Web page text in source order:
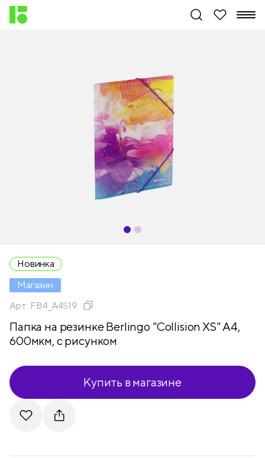
Новинка
Магазин
Арт. FB4_A4S19
Папка на резинке Berlingo "Collision XS" А4,
600мкм, с рисунком
Купить в магазине